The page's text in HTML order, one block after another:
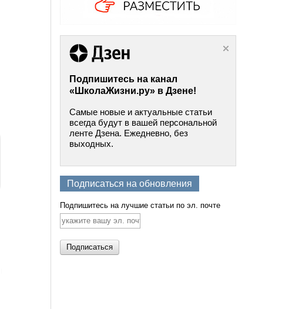
Подпишитесь на канал
«ШколаЖизни.ру» в Дзене!
Самые новые и актуальные статьи
всегда будут в вашей персональной
ленте Дзена. Ежедневно, без
выходных.
Подписаться на обновления
Подпишитесь на лучшие статьи по эл. почте